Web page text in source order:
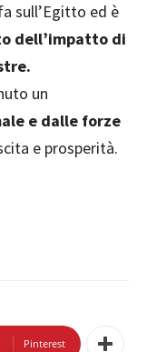
sull’Egitto ed è
dell’impatto di
un
e dalle forze
e prosperità.
Pinterest